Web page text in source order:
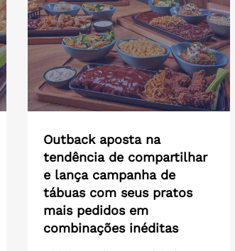
Outback aposta na
tendência de compartilhar
e lança campanha de
tábuas com seus pratos
mais pedidos em
combinações inéditas